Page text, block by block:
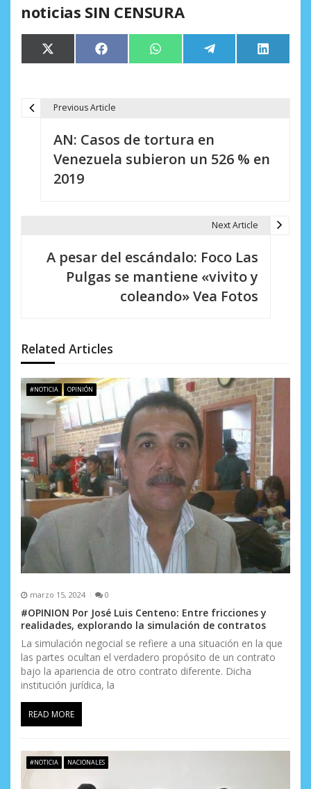
noticias SIN CENSURA
Compartir
en
X
(Twitter)
Compartir
en
Facebook Compartir
en
WhatsApp Compartir
en
Telegram
en
LinkedIn
n
d
e
e
n
t
r
a
d
a
s
Previous Article
AN: Casos de tortura en
Venezuela subieron un 526 % en
2019
Next Article
A pesar del escándalo: Foco Las
Pulgas se mantiene «vivito y
coleando» Vea Fotos
Related Articles
#NOTICIA OPINIÓN
marzo 15, 2024 0
#OPINION Por José Luis Centeno: Entre fricciones y
realidades, explorando la simulación de contratos
La simulación negocial se refiere a una situación en la que
las partes ocultan el verdadero propósito de un contrato
bajo la apariencia de otro contrato diferente. Dicha
institución jurídica, la
READ MORE
#NOTICIA NACIONALES